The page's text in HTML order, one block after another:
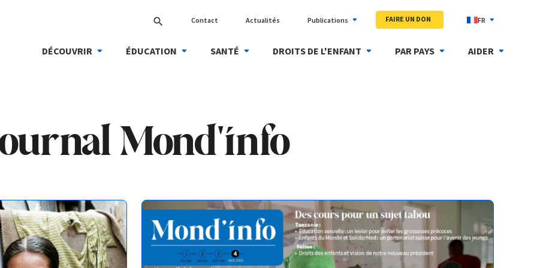
search Contact Actualités Publications FAIRE UN DON FR
DÉCOUVRIR ÉDUCATION SANTÉ DROITS DE L'ENFANT PAR PAYS AIDER
Mond'info